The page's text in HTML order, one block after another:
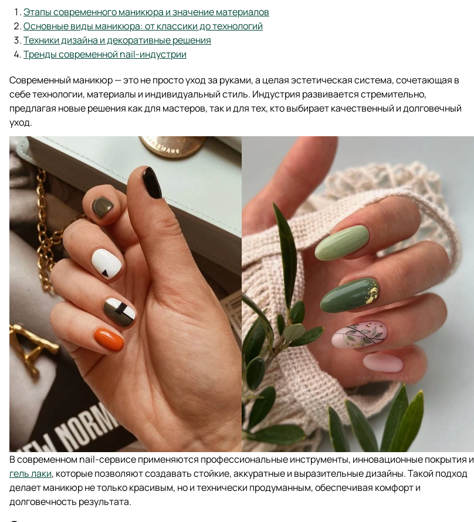
Этапы современного маникюра и значение материалов
Основные виды маникюра: от классики до технологий
Техники дизайна и декоративные решения
Тренды современной nail-индустрии
Современный маникюр — это не просто уход за руками, а целая эстетическая система, сочетающая в
себе технологии, материалы и индивидуальный стиль. Индустрия развивается стремительно,
предлагая новые решения как для мастеров, так и для тех, кто выбирает качественный и долговечный
уход.
В современном nail-сервисе применяются профессиональные инструменты, инновационные покрытия и
гель лаки, которые позволяют создавать стойкие, аккуратные и выразительные дизайны. Такой подход
делает маникюр не только красивым, но и технически продуманным, обеспечивая комфорт и
долговечность результата.